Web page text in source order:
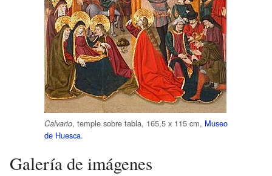
Calvario, temple sobre tabla, 165,5 x 115 cm, Museo
de Huesca.
Galería de imágenes